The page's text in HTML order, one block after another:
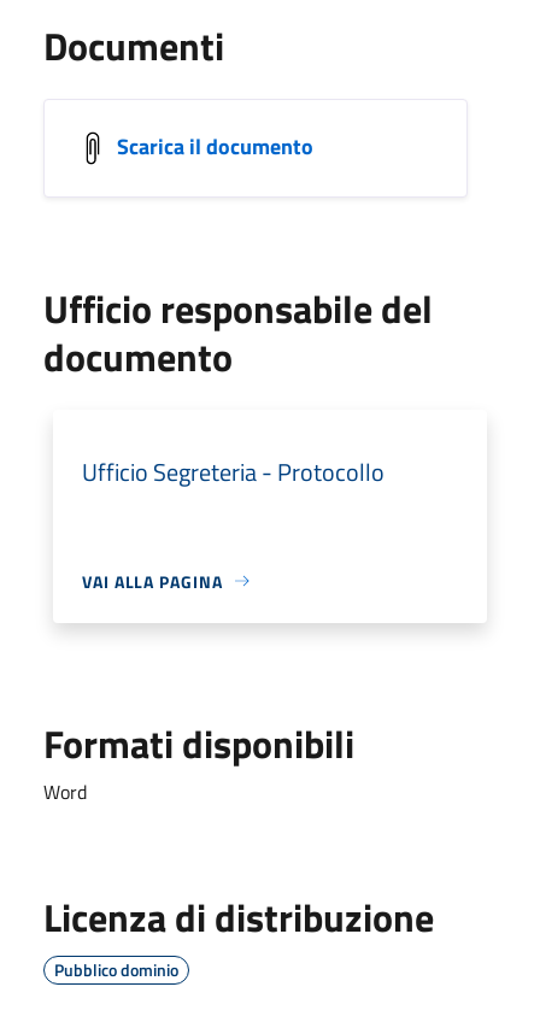
Documenti
Scarica il documento
Ufficio responsabile del
documento
Ufficio Segreteria - Protocollo
VAI ALLA PAGINA
Formati disponibili
Word
Licenza di distribuzione
Pubblico dominio